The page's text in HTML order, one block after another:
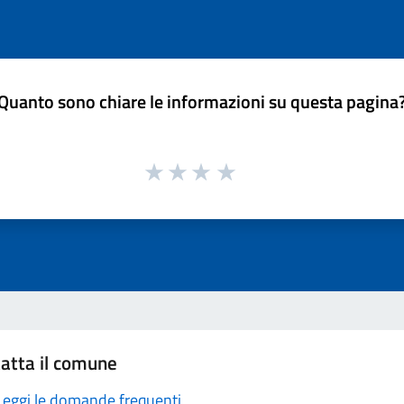
sono chiare le informazioni su questa
il comune